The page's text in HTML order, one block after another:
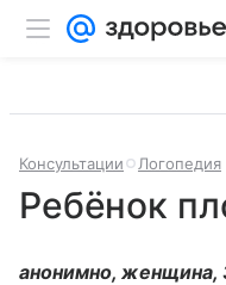
Консультации Логопедия
Ребёнок
анонимно, женщина,